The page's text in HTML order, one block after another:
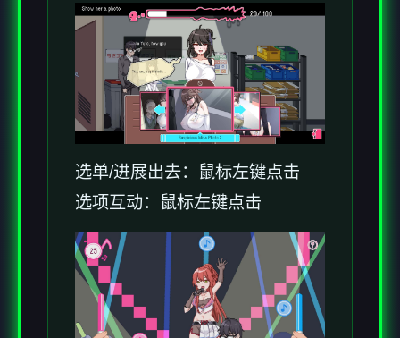
选单/进展出去：鼠标左键点击
选项互动：鼠标左键点击